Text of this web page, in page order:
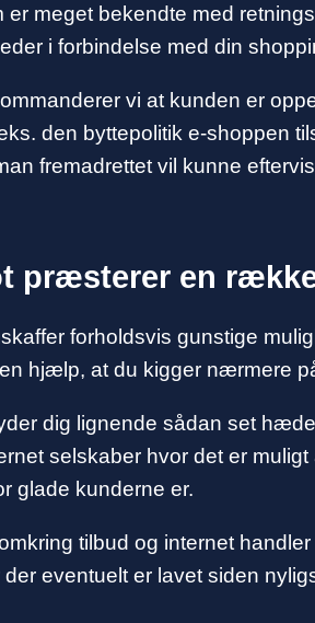
meget bekendte med
i forbindelse med din
vi at kunden er
den byttepolitik e-shoppen
fremadrettet vil kunne
præsterer en
forholdsvis gunstige
hjælp, at du kigger nærmere
dig lignende sådan set
selskaber hvor det er
glade kunderne er.
tilbud og internet
eventuelt er lavet siden